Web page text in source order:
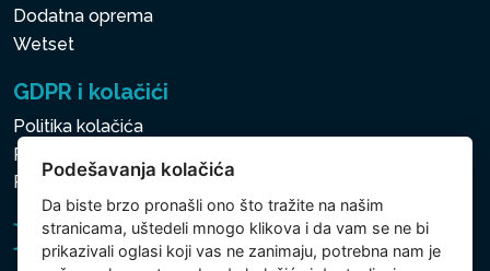
Dodatna oprema
Wetset
GDPR i kolačići
Politika kolačića
Politika zaštite ličnih i drugih obrađivanih podataka
Politika kolačića
Podešavanja kolačića
Da biste brzo pronašli ono što tražite na našim
stranicama, uštedeli mnogo klikova i da vam se ne bi
prikazivali oglasi koji vas ne zanimaju, potrebna nam je